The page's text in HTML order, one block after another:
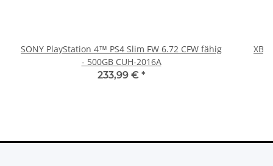
SONY PlayStation 4™ PS4 Slim FW 6.72 CFW fähig
- 500GB CUH-2016A
233,99 € *